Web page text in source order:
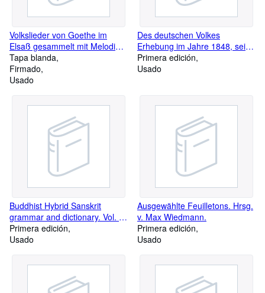
Volkslieder von Goethe im
Elsaß gesammelt mit Melodien
und Varianten aus Lothringen
u. dem Faksimiledruck der
Straßburger Goethe-
Tapa blanda
Firmado
Usado
Des deutschen Volkes
Erhebung im Jahre 1848, sein
Kampf um freie Institutionen
und sein Siegesjubel. Ein
Primera edición
Usado
Buddhist Hybrid Sanskrit
grammar and dictionary. Vol. 1:
Grammar. Vol. II: Dictionary
Primera edición
Usado
Ausgewählte Feuilletons. Hrsg.
v. Max Wiedmann.
Primera edición
Usado